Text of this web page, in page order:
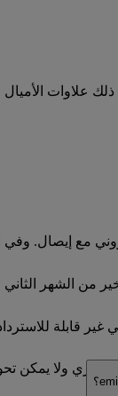
ذلك علاوات
مع
ولا يمكن